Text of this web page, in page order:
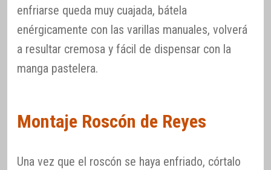
enfriarse queda muy cuajada, bátela
enérgicamente con las varillas manuales, volverá
a resultar cremosa y fácil de dispensar con la
manga pastelera.
Montaje Roscón de Reyes
Una vez que el roscón se haya enfriado, córtalo